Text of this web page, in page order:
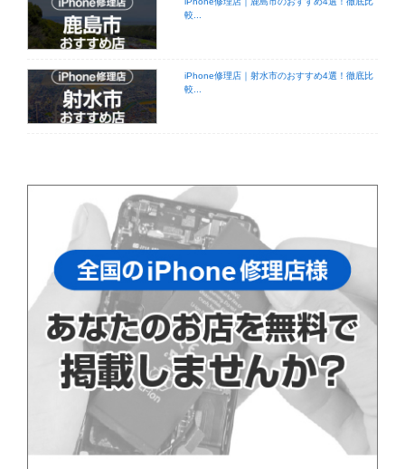
較...
iPhone修理店｜射水市のおすすめ4選！徹底比
較...